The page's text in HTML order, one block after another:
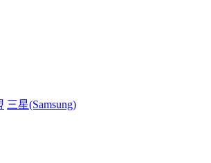
三星(Samsung)